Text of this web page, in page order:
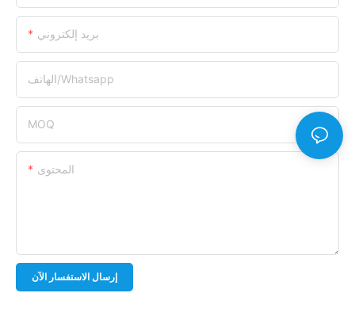
بريد إلكتروني
الهاتف/whatsapp
MOQ
المحتوى
إرسال الاستفسار الآن